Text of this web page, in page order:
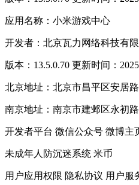
应用名称：小米游戏中心
开发者：北京瓦力网络科技有
版本：13.5.0.70 更新时间：
北京地址：北京市昌平区安居
南京地址：南京市建邺区永初
开发者平台 微信公众号 微博主
未成年人防沉迷系统 米币
用户应用权限 隐私协议 用户服